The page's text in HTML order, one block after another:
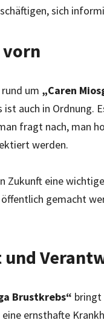
sich
vorn
um „Caren
auch in Ordnung.
fragt nach, man
werden.
Zukunft eine
gemacht
und
Brustkrebs“ bringt
ernsthafte